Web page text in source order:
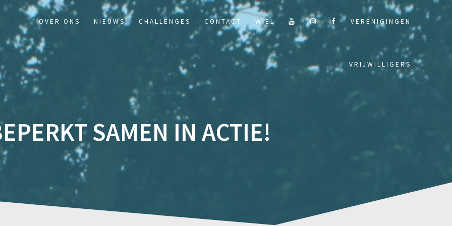
OVER ONS NIEUWS CHALLENGES CONTACT WIEL VERENIGINGEN
VRIJWILLIGERS
SAMEN IN ACTIE!